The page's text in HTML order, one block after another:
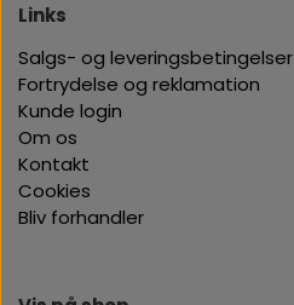
Links
Salgs- og leveringsbetingelser
Fortrydelse og reklamation
Kunde login
Om os
Kontakt
Cookies
Bliv forhandler